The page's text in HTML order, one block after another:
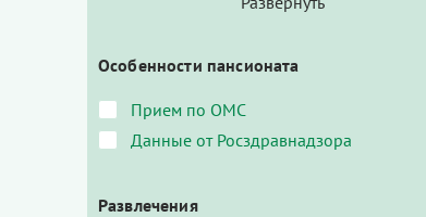
Особенности пансионата
Прием по ОМС
Данные от Росздравнадзора
Развлечения